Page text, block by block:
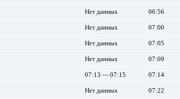
Нет данных 06:56
Нет данных 07:00
Нет данных 07:05
Нет данных 07:09
07:13 — 07:15 07:14
Нет данных 07:22